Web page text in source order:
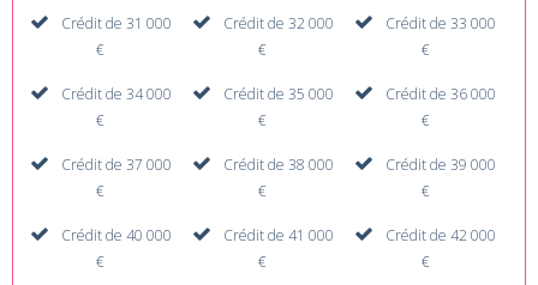
Crédit de 31 000
€
Crédit de 32 000
€
Crédit de 33 000
€
Crédit de 34 000
€
Crédit de 35 000
€
Crédit de 36 000
€
Crédit de 37 000
€
Crédit de 38 000
€
Crédit de 39 000
€
Crédit de 40 000
€
Crédit de 41 000
€
Crédit de 42 000
€